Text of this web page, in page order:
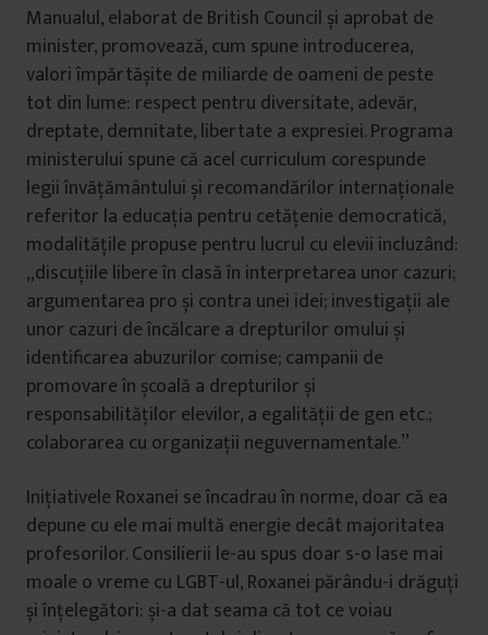
Manualul, elaborat de British Council și aprobat de
minister, promovează, cum spune introducerea,
valori împărtășite de miliarde de oameni de peste
tot din lume: respect pentru diversitate, adevăr,
dreptate, demnitate, libertate a expresiei. Programa
ministerului spune că acel curriculum corespunde
legii învățământului și recomandărilor internaționale
referitor la educația pentru cetățenie democratică,
modalitățile propuse pentru lucrul cu elevii incluzând:
„discuțiile libere în clasă în interpretarea unor cazuri;
argumentarea pro și contra unei idei; investigații ale
unor cazuri de încălcare a drepturilor omului și
identificarea abuzurilor comise; campanii de
promovare în școală a drepturilor și
responsabilităților elevilor, a egalității de gen etc.;
colaborarea cu organizații neguvernamentale.”
Inițiativele Roxanei se încadrau în norme, doar că ea
depune cu ele mai multă energie decât majoritatea
profesorilor. Consilierii le-au spus doar s-o lase mai
moale o vreme cu LGBT-ul, Roxanei părându-i drăguți
și înțelegători: și-a dat seama că tot ce voiau